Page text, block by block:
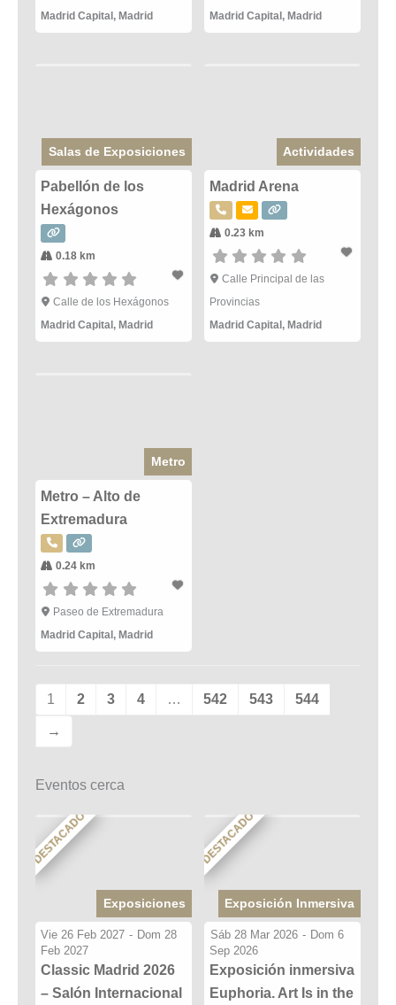
Madrid Capital, Madrid
Madrid Capital,Madrid
Salas de Exposiciones
Pabellón de los
Hexágonos
0.18 km
Calle de los Hexágonos
Madrid Capital , Madrid
Actividades
Madrid Arena
0.23 km
Calle Principal de las
Provincias
Madrid Capital , Madrid
Metro
Metro – Alto de
Extremadura
0.24 km
Paseo de Extremadura
Madrid Capital , Madrid
1 2 3 4 … 542 543 544
→
Eventos cerca
DESTACADO
Exposiciones
Vie 26 Feb 2027 - Dom 28
Feb 2027
Classic Madrid 2026
– Salón Internacional
DESTACADO
Exposición Inmersiva
Sáb 28 Mar 2026 - Dom 6
Sep 2026
Exposición inmersiva
Euphoria. Art Is in the